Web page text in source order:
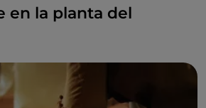
en la planta del